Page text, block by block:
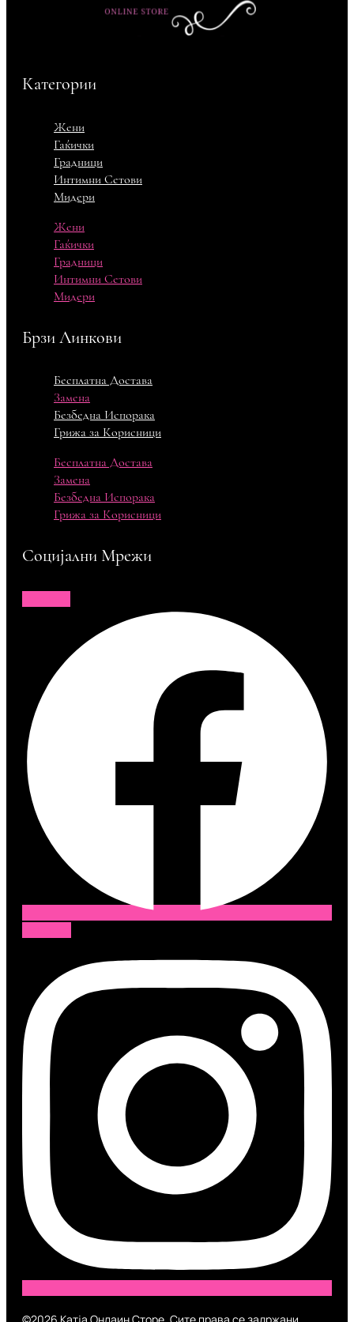
Категории
Жени
Гаќички
Градници
Интимни Сетови
Мидери
Жени
Гаќички
Градници
Интимни Сетови
Мидери
Брзи Линкови
Бесплатна Достава
Замена
Безбедна Испорака
Грижа за Корисници
Бесплатна Достава
Замена
Безбедна Испорака
Грижа за Корисници
Социјални Мрежи